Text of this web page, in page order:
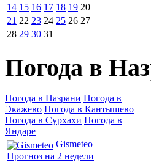
14 15 16 17 18 19 20
21 22 23 24 25 26 27
28 29 30 31
Погода в
Погода в Назрани Погода в
Экажево Погода в Кантышево
Погода в Сурхахи Погода в
Яндаре
Gismeteo
Прогноз на 2 недели